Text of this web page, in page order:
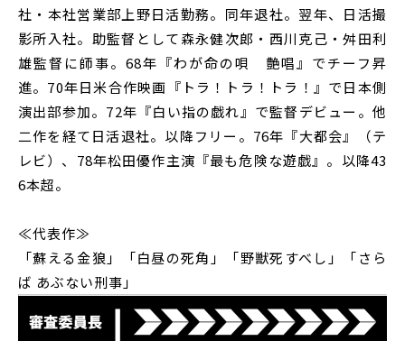
社・本社営業部上野日活勤務。同年退社。翌年、日活撮
影所入社。助監督として森永健次郎・西川克己・舛田利
雄監督に師事。68年『わが命の唄 艶唱』でチーフ昇
進。70年日米合作映画『トラ！トラ！トラ！』で日本側
演出部参加。72年『白い指の戯れ』で監督デビュー。他
二作を経て日活退社。以降フリー。76年『大都会』（テ
レビ）、78年松田優作主演『最も危険な遊戯』。以降43
6本超。
≪代表作≫
「蘇える金狼」「白昼の死角」「野獣死すべし」「さら
ば あぶない刑事」